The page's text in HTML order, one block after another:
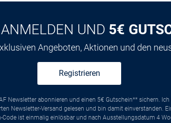
UND 5€
Angeboten, Aktionen und den
Registrieren
Newsletter abonnieren und einen 5€ Gutschein** sichern. Ich
Newsletter-Versand gelesen und bin damit einverstanden.
Code ist einmalig einlösbar und nach Ausstellungsdatum 4